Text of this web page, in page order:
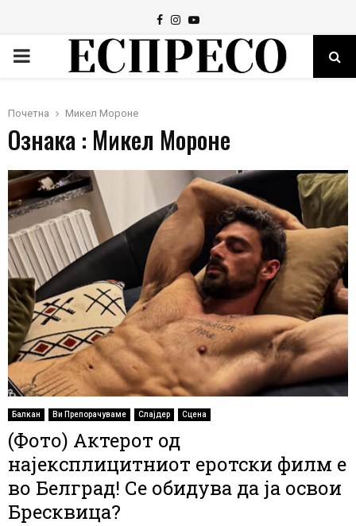
Facebook
Instagram
Youtube
PRIMARY
Почетна Микел Мороне
Ознака : Микел Мороне
Балкан Ви Препорачуваме Слајдер Сцена
(Фото) Актерот од
најексплицитниот еротски филм е
во Белград! Се обидува да ја освои
Бресквица?